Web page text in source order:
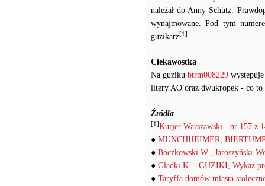
należał do Anny Schütz.
wynajmowane. Pod tym
guzikarz[1] .
Ciekawostka
Na guzikubtrm008229
litery AO oraz dwukropek - co to
Źródła
[1]Kurjer Warszawski - nr 157 z
● MUNCHHEIMER,
● Boczkowski W., Jaroszyński-
● Gładki K. - GUZIKI, Wykaz
● Taryffa domów miasta